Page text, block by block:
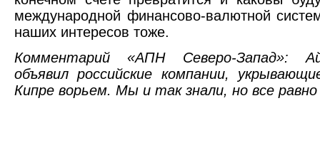
международной финансово-валютной
наших интересов тоже.
Комментарий «АПН Северо-Запад»:
объявил российские компании,
Кипре ворьем. Мы и так знали, но все равно